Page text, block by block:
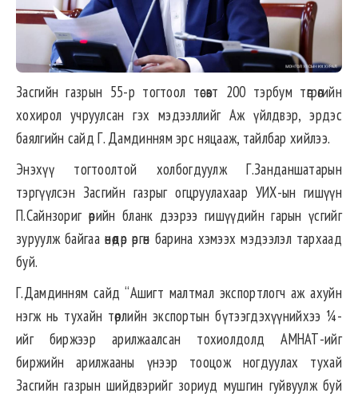
Засгийн газрын 55-р тогтоол төсөвт 200 тэрбум төгрөгийн
хохирол учруулсан гэх мэдээллийг Аж үйлдвэр, эрдэс
баялгийн сайд Г. Дамдинням эрс няцааж, тайлбар хийлээ.
Энэхүү тогтоолтой холбогдуулж Г.Занданшатарын
тэргүүлсэн Засгийн газрыг огцруулахаар УИХ-ын гишүүн
П.Сайнзориг өөрийн бланк дээрээ гишүүдийн гарын үсгийг
зуруулж байгаа өнөөдөр өргөн барина хэмээх мэдээлэл тархаад
буй.
Г.Дамдинням сайд “Ашигт малтмал экспортлогч аж ахуйн
нэгж нь тухайн төрлийн экспортын бүтээгдэхүүнийхээ ¼-
ийг биржээр арилжаалсан тохиолдолд АМНАТ-ийг
биржийн арилжааны үнээр тооцож ногдуулах тухай
Засгийн газрын шийдвэрийг зориуд мушгин гуйвуулж буй